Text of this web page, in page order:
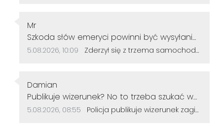
Autor komentarza:
Mr
Treść komentarza:
Szkoda słów emeryci powinni być wysyłani
na ponowne kursy...
Data dodania komentarza:
5.08.2026, 10:09 Źródło komentarza:
Zderzył się z trzema samochodami i kontynuował jazdę. Seria kolizji na Drodze Krajowej nr 40
Autor komentarza:
Damian
Treść komentarza:
Publikuje wizerunek? No to trzeba szukać w
minecraft.
Data dodania komentarza:
5.08.2026, 08:55 Źródło komentarza:
Policja publikuje wizerunek zaginionego 42-latka. Mężczyzna jest w kryzysie emocjonalnym